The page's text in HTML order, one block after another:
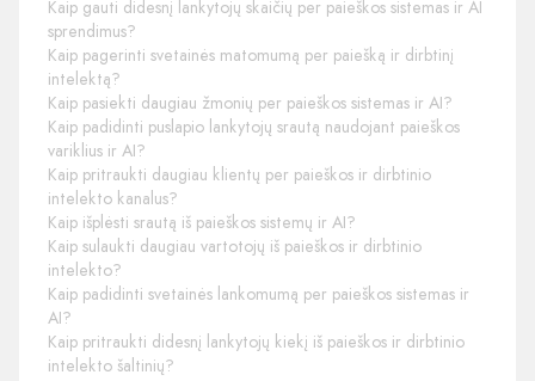
Kaip gauti didesnį lankytojų skaičių per paieškos sistemas ir AI
sprendimus?
Kaip pagerinti svetainės matomumą per paiešką ir dirbtinį
intelektą?
Kaip pasiekti daugiau žmonių per paieškos sistemas ir AI?
Kaip padidinti puslapio lankytojų srautą naudojant paieškos
variklius ir AI?
Kaip pritraukti daugiau klientų per paieškos ir dirbtinio
intelekto kanalus?
Kaip išplėsti srautą iš paieškos sistemų ir AI?
Kaip sulaukti daugiau vartotojų iš paieškos ir dirbtinio
intelekto?
Kaip padidinti svetainės lankomumą per paieškos sistemas ir
AI?
Kaip pritraukti didesnį lankytojų kiekį iš paieškos ir dirbtinio
intelekto šaltinių?